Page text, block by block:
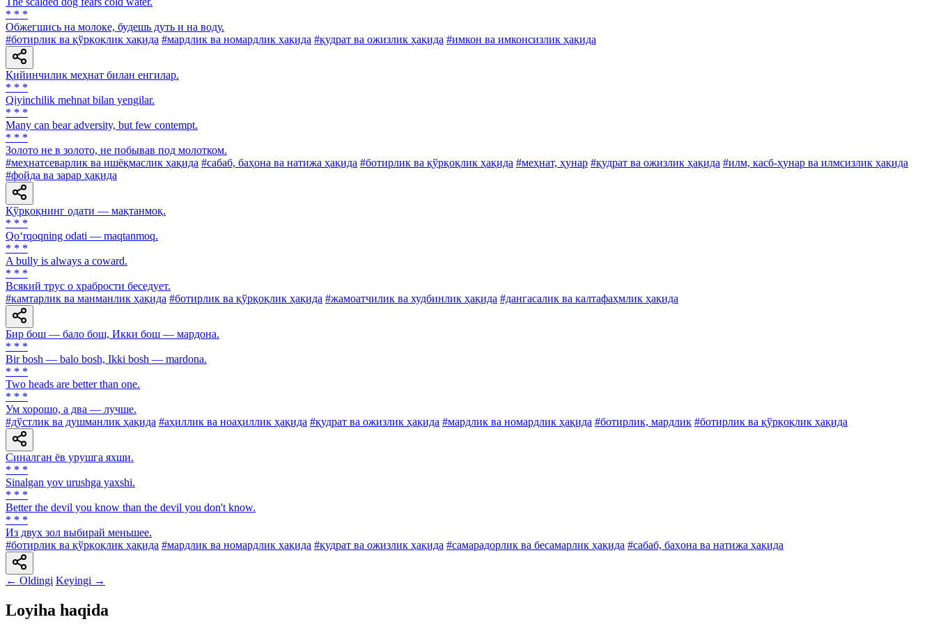
* * *
Обжегшись на молоке, будешь дуть и на воду.
#ботирлик ва қўрқоқлик ҳақида #мардлик ва номардлик ҳақида #қудрат ва ожизлик ҳақида #имкон ва имконсизлик ҳақида
Қийинчилик меҳнат билан енгилар.
* * *
Qiyinchilik mehnat bilan yengilar.
* * *
Many can bear adversity, but few contempt.
* * *
Золото не в золото, не побывав под молотком.
#меҳнатсеварлик ва ишёқмаслик ҳақида #сабаб, баҳона ва натижа ҳақида #ботирлик ва қўрқоқлик ҳақида #меҳнат, ҳунар #қудрат ва ожизлик ҳақида #илм, касб-ҳунар ва илмсизлик ҳақида
#фойда ва зарар ҳақида
Қўрқоқнинг одати — мақтанмоқ.
* * *
Qo‘rqoqning odati — maqtanmoq.
* * *
A bully is always a coward.
* * *
Всякий трус о храбрости беседует.
#камтарлик ва манманлик ҳақида #ботирлик ва қўрқоқлик ҳақида #жамоатчилик ва худбинлик ҳақида #дангасалик ва калтафаҳмлик ҳақида
Бир бош — бало бош, Икки бош — мардона.
* * *
Bir bosh — balo bosh, Ikki bosh — mardona.
* * *
Two heads are better than one.
* * *
Ум хорошо, а два — лучше.
#дўстлик ва душманлик ҳақида #аҳиллик ва ноаҳиллик ҳақида #қудрат ва ожизлик ҳақида #мардлик ва номардлик ҳақида #ботирлик, мардлик #ботирлик ва қўрқоқлик ҳақида
Синалган ёв урушга яхши.
* * *
Sinalgan yov urushga yaxshi.
* * *
Better the devil you know than the devil you don't know.
* * *
Из двух зол выбирай меньшее.
#ботирлик ва қўрқоқлик ҳақида #мардлик ва номардлик ҳақида #қудрат ва ожизлик ҳақида #самарадорлик ва бесамарлик ҳақида #сабаб, баҳона ва натижа ҳақида
← Oldingi Keyingi →
Loyiha haqida